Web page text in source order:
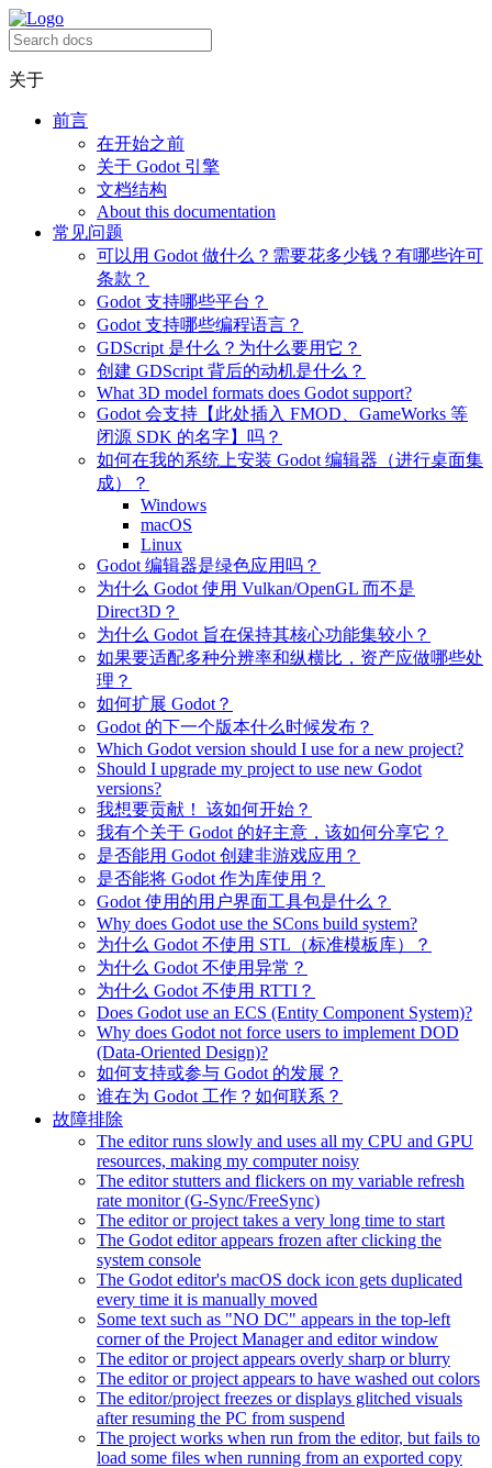
关于
前言
在开始之前
关于 Godot 引擎
文档结构
About this documentation
常见问题
可以用 Godot 做什么？需要花多少钱？有哪些许可
条款？
Godot 支持哪些平台？
Godot 支持哪些编程语言？
GDScript 是什么？为什么要用它？
创建 GDScript 背后的动机是什么？
What 3D model formats does Godot support?
Godot 会支持【此处插入 FMOD、GameWorks 等
闭源 SDK 的名字】吗？
如何在我的系统上安装 Godot 编辑器（进行桌面集
成）？
Windows
macOS
Linux
Godot 编辑器是绿色应用吗？
为什么 Godot 使用 Vulkan/OpenGL 而不是
Direct3D？
为什么 Godot 旨在保持其核心功能集较小？
如果要适配多种分辨率和纵横比，资产应做哪些处
理？
如何扩展 Godot？
Godot 的下一个版本什么时候发布？
Which Godot version should I use for a new project?
Should I upgrade my project to use new Godot
versions?
我想要贡献！ 该如何开始？
我有个关于 Godot 的好主意，该如何分享它？
是否能用 Godot 创建非游戏应用？
是否能将 Godot 作为库使用？
Godot 使用的用户界面工具包是什么？
Why does Godot use the SCons build system?
为什么 Godot 不使用 STL（标准模板库）？
为什么 Godot 不使用异常？
为什么 Godot 不使用 RTTI？
Does Godot use an ECS (Entity Component System)?
Why does Godot not force users to implement DOD
(Data-Oriented Design)?
如何支持或参与 Godot 的发展？
谁在为 Godot 工作？如何联系？
故障排除
The editor runs slowly and uses all my CPU and GPU
resources, making my computer noisy
The editor stutters and flickers on my variable refresh
rate monitor (G-Sync/FreeSync)
The editor or project takes a very long time to start
The Godot editor appears frozen after clicking the
system console
The Godot editor's macOS dock icon gets duplicated
every time it is manually moved
Some text such as "NO DC" appears in the top-left
corner of the Project Manager and editor window
The editor or project appears overly sharp or blurry
The editor or project appears to have washed out colors
The editor/project freezes or displays glitched visuals
after resuming the PC from suspend
The project works when run from the editor, but fails to
load some files when running from an exported copy